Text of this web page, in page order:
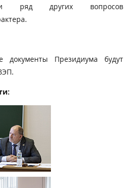
и ряд других вопросов
документы Президиума будут